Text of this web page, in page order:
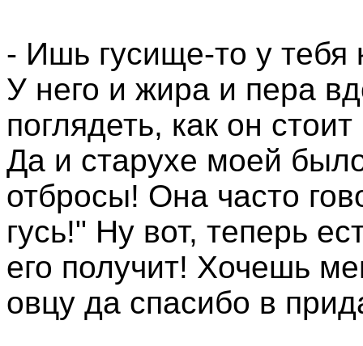
- Ишь гусище-то у тебя
У него и жира и пера
поглядеть, как он
Да и старухе моей
отбросы! Она часто
гусь!" Ну вот, теперь
его получит! Хочешь
овцу да спасибо в